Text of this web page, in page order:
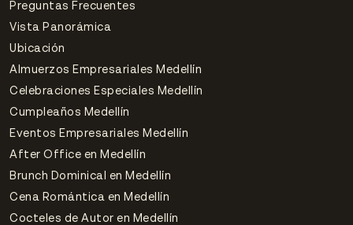
Preguntas Frecuentes
Vista Panorámica
Ubicación
Almuerzos Empresariales Medellín
Celebraciones Especiales Medellín
Cumpleaños Medellín
Eventos Empresariales Medellín
After Office en Medellín
Brunch Dominical en Medellín
Cena Romántica en Medellín
Cocteles de Autor en Medellín